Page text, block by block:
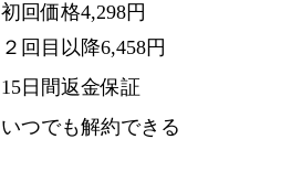
初回価格4,298円
２回目以降6,458円
15日間返金保証
いつでも解約できる